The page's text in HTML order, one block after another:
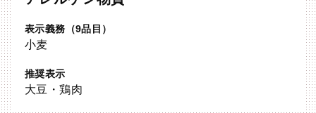
表示義務（9品目）
小麦
推奨表示
大豆・鶏肉